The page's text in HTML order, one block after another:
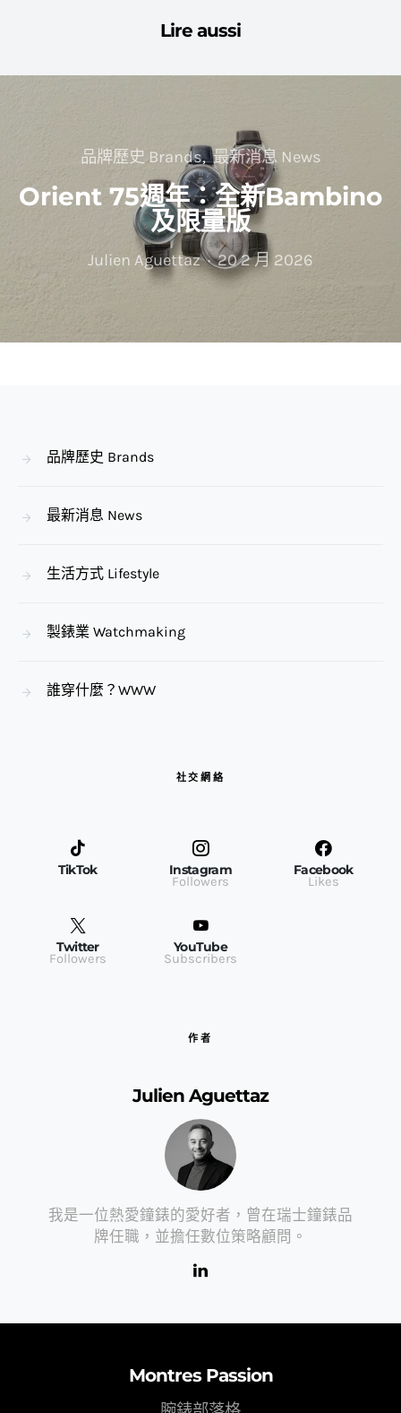
Lire aussi
品牌歷史 Brands 最新消息 News
Orient 75週年：全新Bambino
及限量版
Julien Aguettaz 20 2 月 2026
品牌歷史 Brands
最新消息 News
生活方式 Lifestyle
製錶業 Watchmaking
誰穿什麼？WWW
社交網絡
TikTok Instagram
Followers
Facebook
Likes
Twitter
Followers
YouTube
Subscribers
作者
Julien Aguettaz
我是一位熱愛鐘錶的愛好者，曾在瑞士鐘錶品
牌任職，並擔任數位策略顧問。
Montres Passion